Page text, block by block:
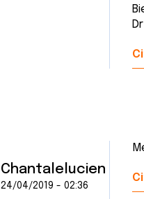
Chantalelucien
24/04/2019 - 02:36